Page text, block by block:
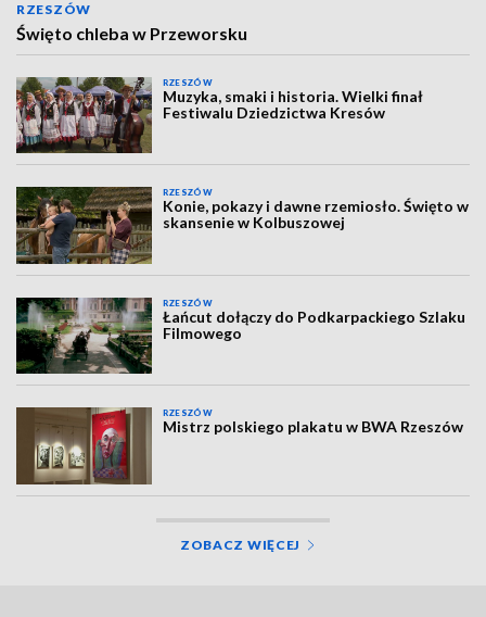
RZESZÓW
Święto chleba w Przeworsku
RZESZÓW
Muzyka, smaki i historia. Wielki finał
Festiwalu Dziedzictwa Kresów
RZESZÓW
Konie, pokazy i dawne rzemiosło. Święto w
skansenie w Kolbuszowej
RZESZÓW
Łańcut dołączy do Podkarpackiego Szlaku
Filmowego
RZESZÓW
Mistrz polskiego plakatu w BWA Rzeszów
ZOBACZ WIĘCEJ